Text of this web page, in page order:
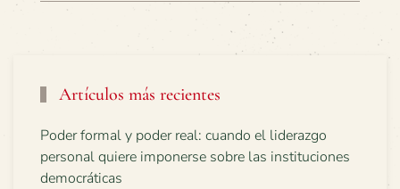
Artículos más recientes
Poder formal y poder real: cuando el liderazgo
personal quiere imponerse sobre las instituciones
democráticas